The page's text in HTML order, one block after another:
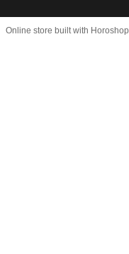
Online store built with Horoshop